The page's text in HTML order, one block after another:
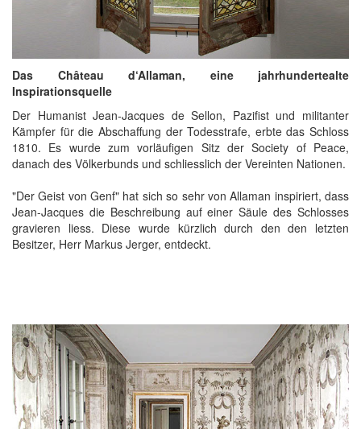
Das Château d‘Allaman, eine jahrhundertealte
Inspirationsquelle
Der Humanist Jean-Jacques de Sellon, Pazifist und militanter
Kämpfer für die Abschaffung der Todesstrafe, erbte das Schloss
1810. Es wurde zum vorläufigen Sitz der Society of Peace,
danach des Völkerbunds und schliesslich der Vereinten Nationen.
"Der Geist von Genf" hat sich so sehr von Allaman inspiriert, dass
Jean-Jacques die Beschreibung auf einer Säule des Schlosses
gravieren liess. Diese wurde kürzlich durch den den letzten
Besitzer, Herr Markus Jerger, entdeckt.